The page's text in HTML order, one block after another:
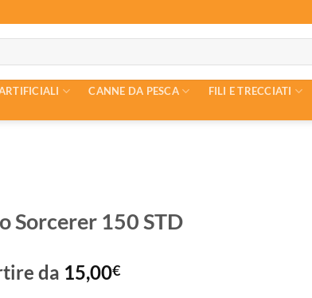
CANNE DA PESCA FILI E TRECCIATI
Sorcerer 150 STD
da 15,00€